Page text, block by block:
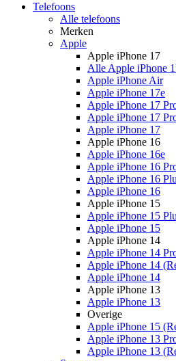
Telefoons
Alle telefoons
Merken
Apple
Apple iPhone 17
Alle Apple iPhone
Apple iPhone Air
Apple iPhone 17e
Apple iPhone 17
Apple iPhone 17
Apple iPhone 17
Apple iPhone 16
Apple iPhone 16e
Apple iPhone 16
Apple iPhone 16
Apple iPhone 16
Apple iPhone 15
Apple iPhone 15
Apple iPhone 15
Apple iPhone 14
Apple iPhone 14
Apple iPhone 14
Apple iPhone 14
Apple iPhone 13
Apple iPhone 13
Overige
Apple iPhone 15
Apple iPhone 13
Apple iPhone 13